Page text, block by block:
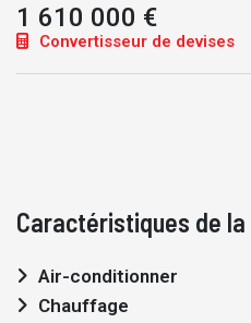
1 610 000 €
Convertisseur de devises
Caractéristiques de
Air-conditionner
Chauffage